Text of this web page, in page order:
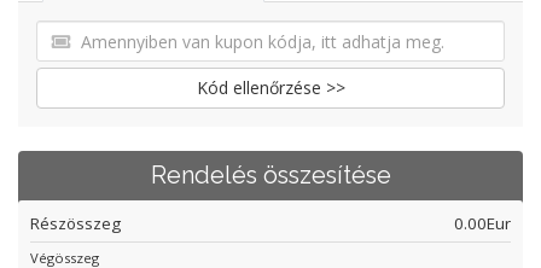
Kód ellenőrzése >>
Rendelés összesítése
Részösszeg 0.00Eur
Végösszeg